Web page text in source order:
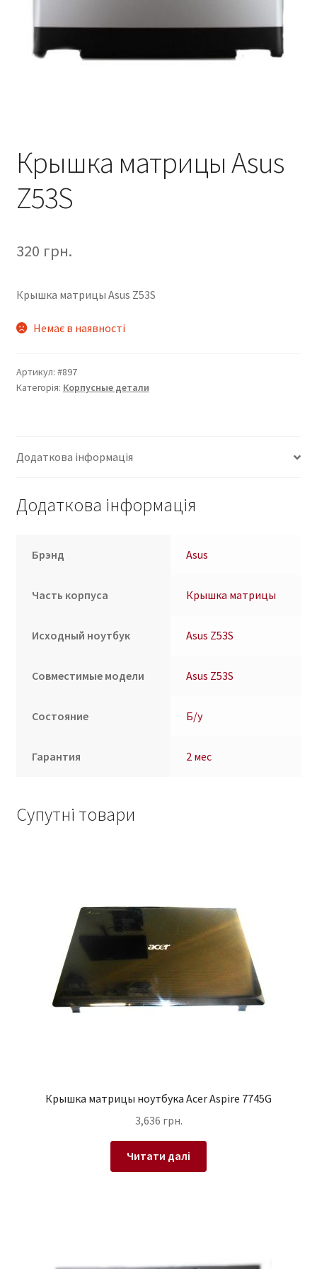
Крышка матрицы Asus
Z53S
320 грн.
Крышка матрицы Asus Z53S
Немає в наявності
Артикул: #897
Категорія: Корпусные детали
Додаткова інформація
Додаткова інформація
Брэнд Asus
Часть корпуса Крышка матрицы
Исходный ноутбук Asus Z53S
Совместимые модели Asus Z53S
Состояние Б/у
Гарантия 2 мес
Супутні товари
Крышка матрицы ноутбука Acer Aspire 7745G
3,636 грн.
Читати далі